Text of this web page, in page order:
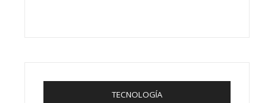
TECNOLOGÍA